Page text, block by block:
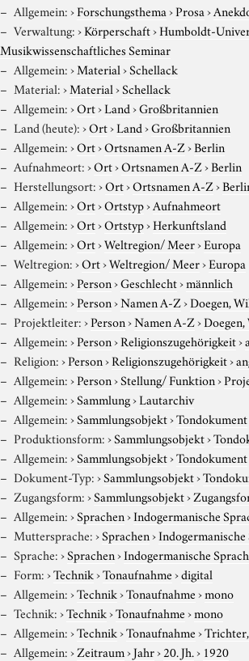
Allgemein:›Forschungsthema›Prosa›
Verwaltung:›Körperschaft›Humboldt-
Musikwissenschaftliches Seminar
Allgemein:›Material›Schellack
Material:›Material›Schellack
Allgemein:›Ort›Land›Großbritannien
Land (heute):›Ort›Land›Großbritannien
Allgemein:›Ort›Ortsnamen A-Z›Berlin
Aufnahmeort:›Ort›Ortsnamen A-Z›Berlin
Herstellungsort:›Ort›Ortsnamen A-Z›
Allgemein:›Ort›Ortstyp›Aufnahmeort
Allgemein:›Ort›Ortstyp›Herkunftsland
Allgemein:›Ort›Weltregion/ Meer›Europa
Weltregion:›Ort›Weltregion/ Meer›Europa
Allgemein:›Person›Geschlecht›männlich
Allgemein:›Person›Namen A-Z›Doegen,
Projektleiter:›Person›Namen A-Z›
Allgemein:›Person›Religionszugehörigkeit›
Religion:›Person›Religionszugehörigkeit›
Allgemein:›Person›Stellung/ Funktion›
Allgemein:›Sammlung›Lautarchiv
Allgemein:›Sammlungsobjekt›Tondokument
Produktionsform:›Sammlungsobjekt›
Allgemein:›Sammlungsobjekt›Tondokument
Dokument-Typ:›Sammlungsobjekt›
Zugangsform:›Sammlungsobjekt›
Allgemein:›Sprachen›Indogermanische
Muttersprache:›Sprachen›Indogermanische
Sprache:›Sprachen›Indogermanische
Form:›Technik›Tonaufnahme›digital
Allgemein:›Technik›Tonaufnahme›mono
Technik:›Technik›Tonaufnahme›mono
Allgemein:›Technik›Tonaufnahme›
Allgemein:›Zeitraum›Jahr›20. Jh.› 1920